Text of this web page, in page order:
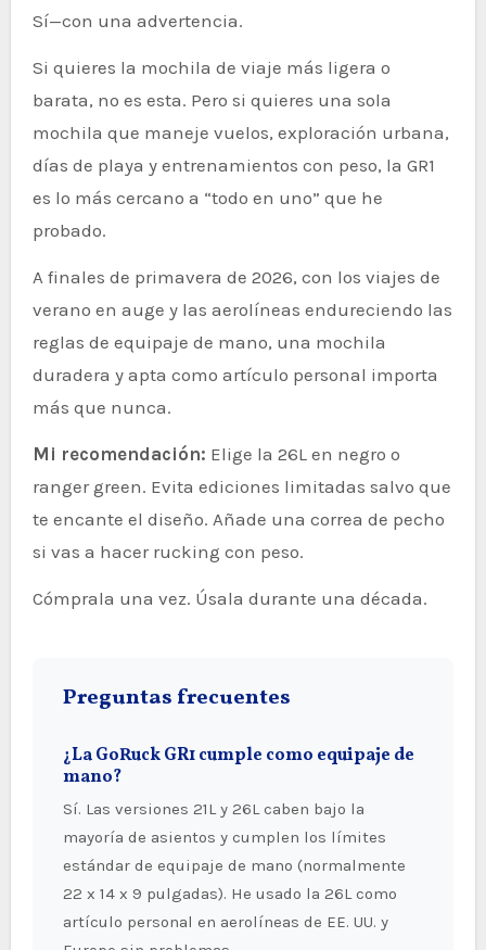
Sí—con una advertencia.
Si quieres la mochila de viaje más ligera o
barata, no es esta. Pero si quieres una sola
mochila que maneje vuelos, exploración urbana,
días de playa y entrenamientos con peso, la GR1
es lo más cercano a “todo en uno” que he
probado.
A finales de primavera de 2026, con los viajes de
verano en auge y las aerolíneas endureciendo las
reglas de equipaje de mano, una mochila
duradera y apta como artículo personal importa
más que nunca.
Mi recomendación: Elige la 26L en negro o
ranger green. Evita ediciones limitadas salvo que
te encante el diseño. Añade una correa de pecho
si vas a hacer rucking con peso.
Cómprala una vez. Úsala durante una década.
Preguntas frecuentes
¿La GoRuck GR1 cumple como equipaje de
mano?
Sí. Las versiones 21L y 26L caben bajo la
mayoría de asientos y cumplen los límites
estándar de equipaje de mano (normalmente
22 x 14 x 9 pulgadas). He usado la 26L como
artículo personal en aerolíneas de EE. UU. y